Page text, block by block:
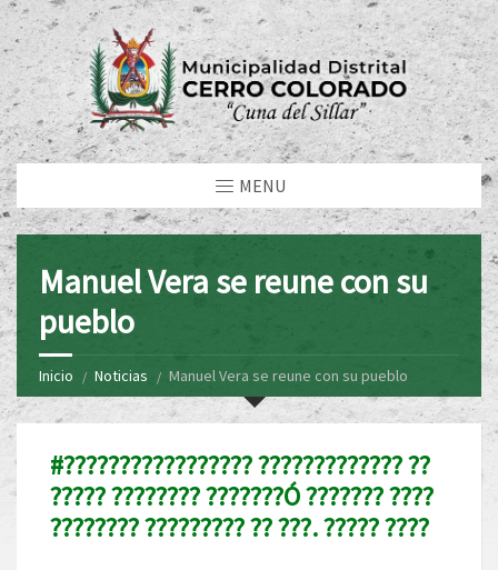
MENU
Manuel Vera se reune con su
pueblo
Inicio Noticias Manuel Vera se reune con su pueblo
#????????????????? ????????????? ??
????? ???????? ???????Ó ??????? ????
???????? ????????? ?? ???. ????? ????